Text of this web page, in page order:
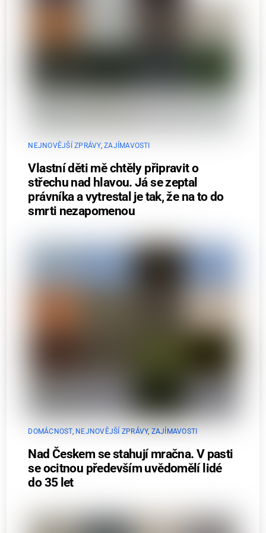
NEJNOVĚJŠÍ ZPRÁVY,ZAJÍMAVOSTI
Vlastní děti mě chtěly připravit o
střechu nad hlavou. Já se zeptal
právníka a vytrestal je tak, že na to do
smrti nezapomenou
DOMÁCNOST, NEJNOVĚJŠÍ ZPRÁVY, ZAJÍMAVOSTI
Nad Českem se stahují mračna. V pasti
se ocitnou především uvědomělí lidé
do 35 let